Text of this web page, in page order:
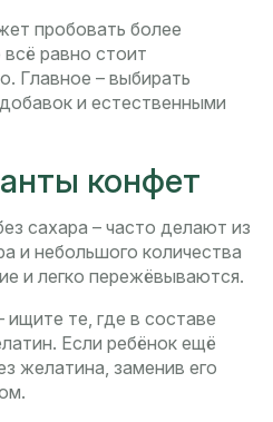
пробовать более
равно стоит
Главное – выбирать
и естественными
конфет
сахара – часто делают из
и небольшого количества
и легко пережёвываются.
ищите те, где в составе
Если ребёнок ещё
желатина, заменив его